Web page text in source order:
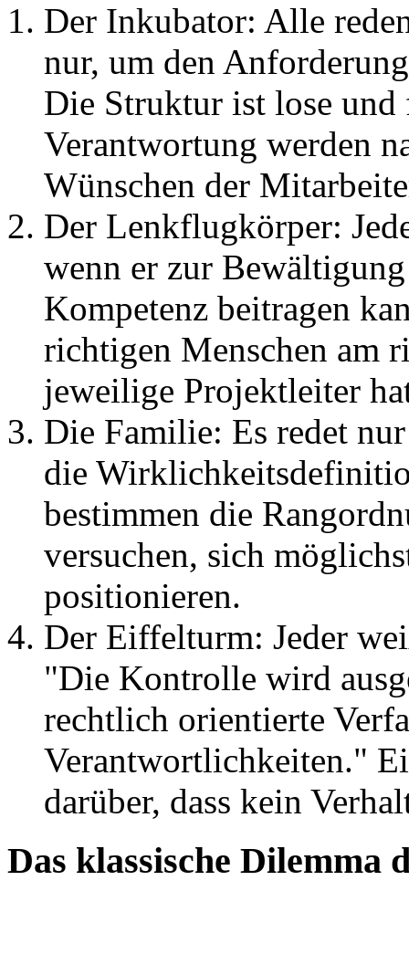
Der Inkubator: Alle
nur, um den
Die Struktur ist lose
Verantwortung werden
Wünschen der
Der Lenkflugkörper:
wenn er zur
Kompetenz beitragen
richtigen Menschen am
jeweilige Projektleiter
Die Familie: Es redet
die
bestimmen die
versuchen, sich
positionieren.
Der Eiffelturm: Jeder
"Die Kontrolle wird
rechtlich orientierte
Verantwortlichkeiten."
darüber, dass kein
Das klassische Dilemma